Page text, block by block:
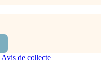
Avis de collecte